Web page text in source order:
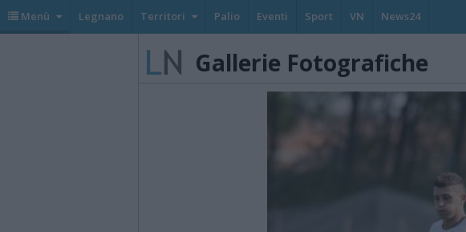
Menù Legnano Territori Palio Eventi Sport VN News24
Gallerie Fotografiche